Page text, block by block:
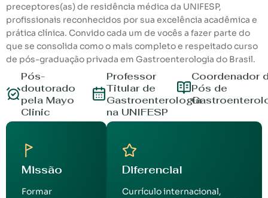
preceptores(as) de residência médica da UNIFESP,
profissionais reconhecidos por sua excelência acadêmica e
prática clínica. Convido cada um de vocês a fazer parte do
que se consolida como o mais completo e respeitado curso
de pós-graduação privada em Gastroenterologia do Brasil.
Pós-
doutorado
pela Mayo
Clinic
Professor
Titular de
Gastroenterologia
na UNIFESP
Coordenador
Pós de
Missão
Formar
Diferencial
Currículo internacional,